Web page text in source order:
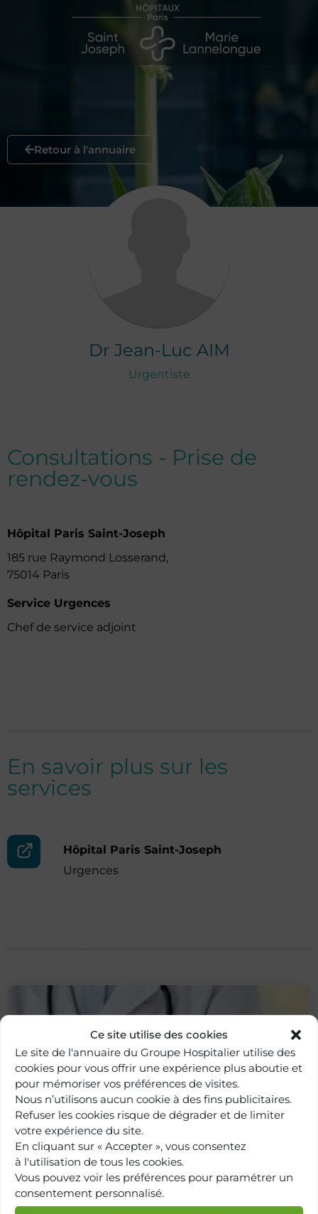
Ce site utilise des cookies
Le site de l'annuaire du Groupe Hospitalier utilise des
cookies pour vous offrir une expérience plus aboutie et
pour mémoriser vos préférences de visites.
Nous n’utilisons aucun cookie à des fins publicitaires.
Refuser les cookies risque de dégrader et de limiter
votre expérience du site.
En cliquant sur « Accepter », vous consentez
à l'utilisation de tous les cookies.
Vous pouvez voir les préférences pour paramétrer un
consentement personnalisé.
Retour à l'annuaire
Dr Jean-Luc AIM
Urgentiste
Consultations - Prise de
rendez-vous
Hôpital Paris Saint-Joseph
185 rue Raymond Losserand,
75014 Paris
Service Urgences
Chef de service adjoint
En savoir plus sur les
services
Hôpital Paris Saint-Joseph
Urgences
Retour à
l'annuaire